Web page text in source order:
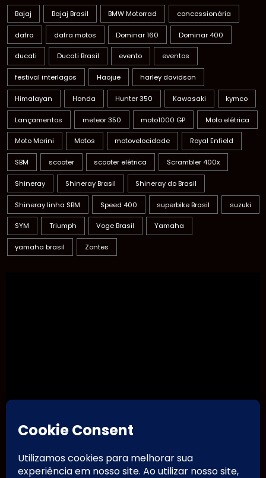
Bajaj Bajaj Brasil BMW Motorrad concessionária
dafra dafra motos Dominar 160 Dominar 400
ducati Ducati Brasil evento eventos
festival interlagos Haojue harley davidson
Himalayan Honda Hunter 350 Kawasaki kymco
Lançamentos meteor 350 moto1000 GP Moto elétrica
Moto Morini Motos motovelocidade Royal Enfield
SBM scooter scooter elétrica Scrambler 400x
Shineray Shineray Brasil Shineray do Brasil
Shineray linha SBM Speed 400 superbike Brasil suzuki
SYM Triumph Voge Brasil Yamaha
yamaha brasil Zontes